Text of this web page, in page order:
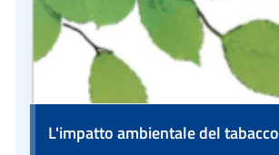
L'impatto ambientale del tabacco